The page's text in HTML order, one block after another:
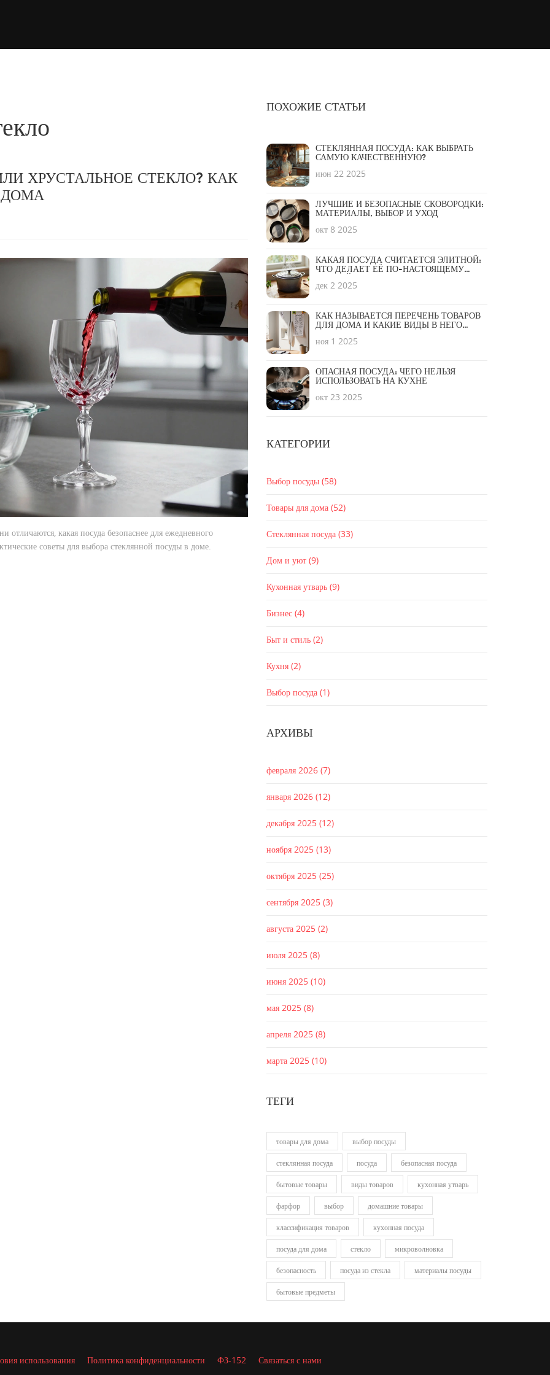
ХРУСТАЛЬНОЕ СТЕКЛО? КАК
ДОМА
отличаются, какая посуда безопаснее для ежедневного
советы для выбора стеклянной посуды в доме.
ПОХОЖИЕ СТАТЬИ
СТЕКЛЯННАЯ ПОСУДА: КАК ВЫБРАТЬ
САМУЮ КАЧЕСТВЕННУЮ?
июн 22 2025
ЛУЧШИЕ И БЕЗОПАСНЫЕ СКОВОРОДКИ:
МАТЕРИАЛЫ, ВЫБОР И УХОД
окт 8 2025
КАКАЯ ПОСУДА СЧИТАЕТСЯ ЭЛИТНОЙ:
ЧТО ДЕЛАЕТ ЕЁ ПО-НАСТОЯЩЕМУ
дек 2 2025
КАК НАЗЫВАЕТСЯ ПЕРЕЧЕНЬ ТОВАРОВ
ДЛЯ ДОМА И КАКИЕ ВИДЫ В НЕГО
ноя 1 2025
ОПАСНАЯ ПОСУДА: ЧЕГО НЕЛЬЗЯ
ИСПОЛЬЗОВАТЬ НА КУХНЕ
окт 23 2025
КАТЕГОРИИ
Выбор посуды (58)
Товары для дома (52)
Стеклянная посуда (33)
Дом и уют (9)
Кухонная утварь (9)
Бизнес (4)
Быт и стиль (2)
Кухня (2)
Выбор посуда (1)
АРХИВЫ
февраля 2026 (7)
января 2026 (12)
декабря 2025 (12)
ноября 2025 (13)
октября 2025 (25)
сентября 2025 (3)
августа 2025 (2)
июля 2025 (8)
июня 2025 (10)
мая 2025 (8)
апреля 2025 (8)
марта 2025 (10)
ТЕГИ
товары для дома выбор посуды
стеклянная посуда посуда безопасная посуда
бытовые товары виды товаров кухонная утварь
фарфор выбор домашние товары
классификация товаров кухонная посуда
посуда для дома стекло микроволновка
безопасность посуда из стекла материалы посуды
бытовые предметы
использования Политика конфиденциальности ФЗ-152 Связаться с нами